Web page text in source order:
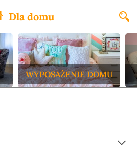
Dla domu
WYPOSAŻENIE DOMU